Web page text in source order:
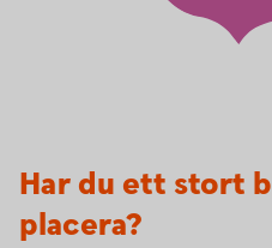
Har du ett stort
placera?